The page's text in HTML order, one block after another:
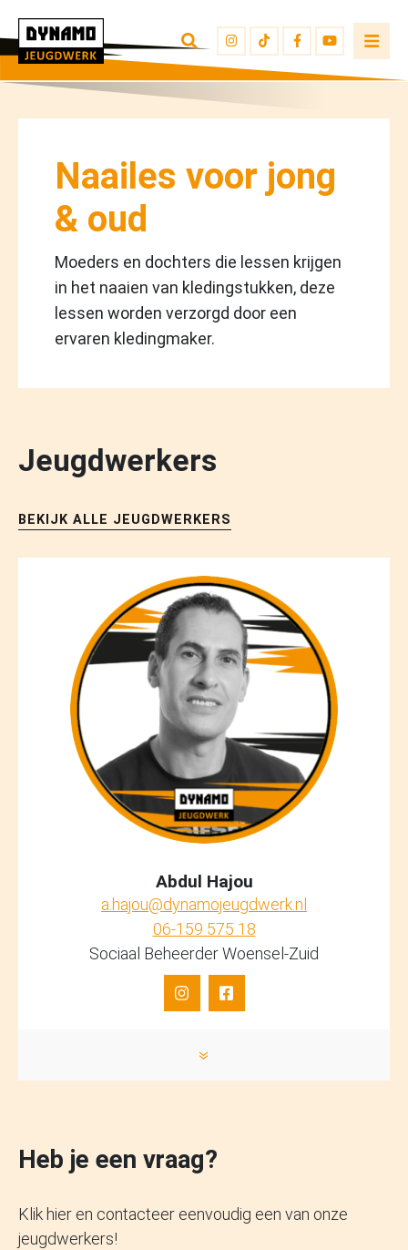
INSCHRIJVEN JEUGDWERKERS
Naailes voor jong
& oud
Moeders en dochters die lessen krijgen
in het naaien van kledingstukken, deze
lessen worden verzorgd door een
ervaren kledingmaker.
Jeugdwerkers
BEKIJK ALLE JEUGDWERKERS
Abdul Hajou
a.hajou@dynamojeugdwerk.nl
06-159 575 18
Sociaal Beheerder Woensel-Zuid
»
Heb je een vraag?
Klik hier en contacteer eenvoudig een van onze
jeugdwerkers!